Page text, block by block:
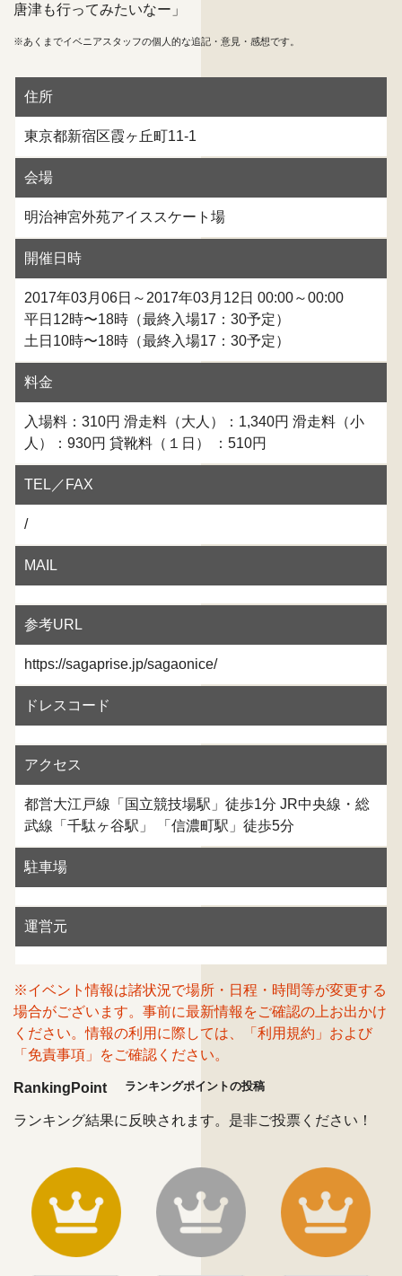
唐津も行ってみたいなー」
※あくまでイベニアスタッフの個人的な追記・意見・感想です。
住所
東京都新宿区霞ヶ丘町11-1
会場
明治神宮外苑アイススケート場
開催日時
2017年03月06日～2017年03月12日 00:00～00:00
平日12時〜18時（最終入場17：30予定）
土日10時〜18時（最終入場17：30予定）
料金
入場料：310円 滑走料（大人）：1,340円 滑走料（小
人）：930円 貸靴料（１日） ：510円
TEL／FAX
/
MAIL
参考URL
https://sagaprise.jp/sagaonice/
ドレスコード
アクセス
都営大江戸線「国立競技場駅」徒歩1分 JR中央線・総
武線「千駄ヶ谷駅」 「信濃町駅」徒歩5分
駐車場
運営元
※イベント情報は諸状況で場所・日程・時間等が変更する
場合がございます。事前に最新情報をご確認の上お出かけ
ください。情報の利用に際しては、「利用規約」および
「免責事項」をご確認ください。
RankingPoint ランキングポイントの投稿
ランキング結果に反映されます。是非ご投票ください！